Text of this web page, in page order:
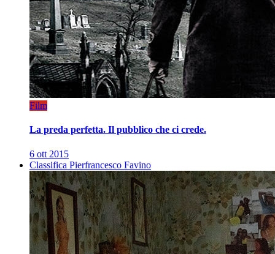
Film
La preda perfetta. Il pubblico che ci crede.
6 ott 2015
Classifica Pierfrancesco Favino